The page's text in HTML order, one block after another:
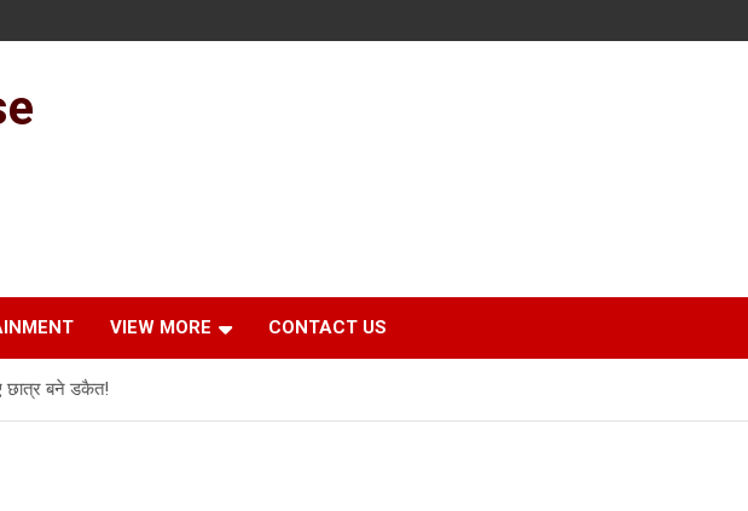
VIEW MORE CONTACT US
छात्र बने डकैत!